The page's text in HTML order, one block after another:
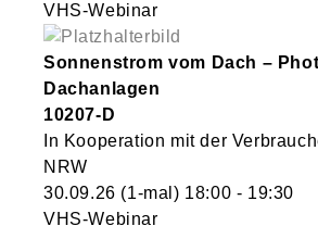
VHS-Webinar
Sonnenstrom vom Dach –
Dachanlagen
10207-D
In Kooperation mit der
NRW
30.09.26 (1-mal) 18:00 - 19:30
VHS-Webinar